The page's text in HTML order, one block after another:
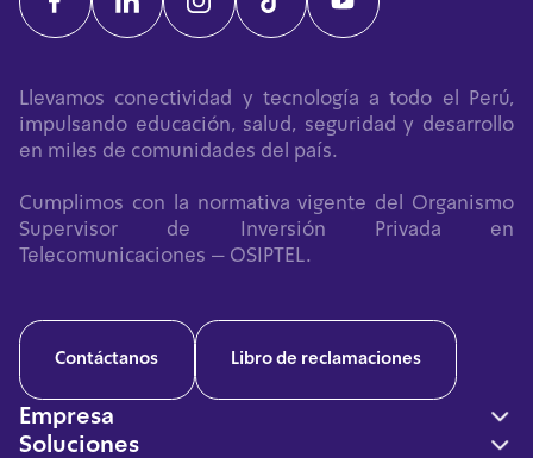
Llevamos conectividad y tecnología a todo el Perú,
impulsando educación, salud, seguridad y desarrollo
en miles de comunidades del país.
Cumplimos con la normativa vigente del Organismo
Supervisor de Inversión Privada en
Telecomunicaciones – OSIPTEL.
Contáctanos Libro de reclamaciones
Empresa
Soluciones